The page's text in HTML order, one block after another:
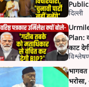
CJP!
दिल्ली
Plan:
काट